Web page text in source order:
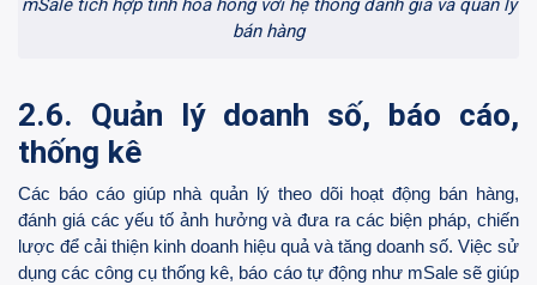
mSale tích hợp tính hoa hồng với hệ thống đánh giá và quản lý
bán hàng
2.6. Quản lý doanh số, báo cáo,
thống kê
Các báo cáo giúp nhà quản lý theo dõi hoạt động bán hàng,
đánh giá các yếu tố ảnh hưởng và đưa ra các biện pháp, chiến
lược để cải thiện kinh doanh hiệu quả và tăng doanh số. Việc sử
dụng các công cụ thống kê, báo cáo tự động như mSale sẽ giúp